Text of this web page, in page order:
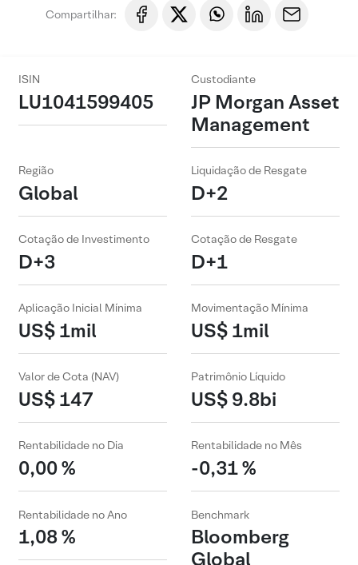
Compartilhar:
ISIN
LU1041599405
Custodiante
JP Morgan Asset
Management
Região
Global
Liquidação de Resgate
D+2
Cotação de Investimento
D+3
Cotação de Resgate
D+1
Aplicação Inicial Mínima
US$ 1mil
Movimentação Mínima
US$ 1mil
Valor de Cota (NAV)
US$ 147
Patrimônio Líquido
US$ 9.8bi
Rentabilidade no Dia
0,00 %
Rentabilidade no Mês
-0,31 %
Rentabilidade no Ano
1,08 %
Benchmark
Bloomberg
Global